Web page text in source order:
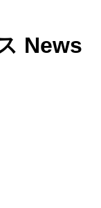
News